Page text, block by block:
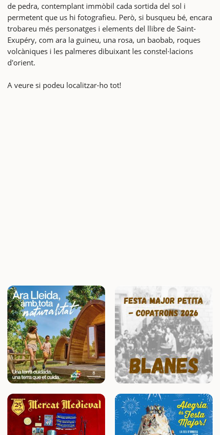
de pedra, contemplant immòbil cada sortida del sol i
permetent que us hi fotografieu. Però, si busqueu bé, encara
trobareu més personatges i elements del llibre de Saint-
Exupéry, com ara la guineu, una rosa, un baobab, roques
volcàniques i les palmeres dibuixant les constel·lacions
d'orient.
A veure si podeu localitzar-ho tot!